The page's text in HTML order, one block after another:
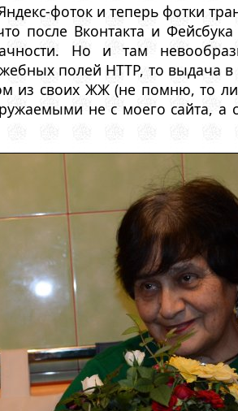
фоток и теперь фотки
после Вконтакта и
Но и там
полей HTTP, то выдача
из своих ЖЖ (не помню, то
не с моего сайта, а